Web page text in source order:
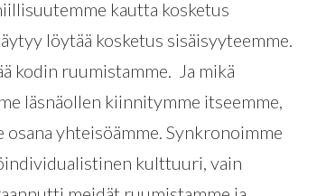
kautta kosketus
löytää kosketus sisäisyyteemme.
kodin ruumistamme. Ja mikä
läsnäollen kiinnitymme itseemme,
yhteisöämme. Synkronoimme
kulttuuri, vain